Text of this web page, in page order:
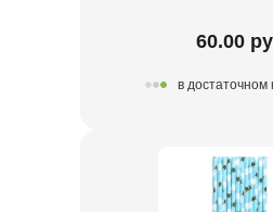
60.00
в достаточном